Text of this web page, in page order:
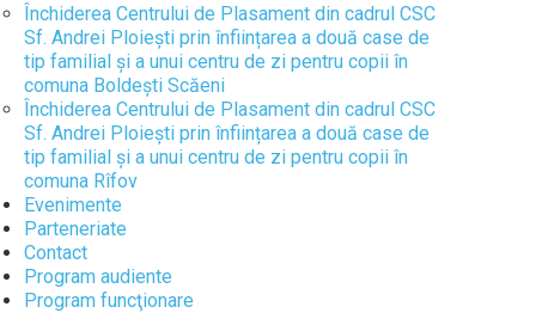
Închiderea Centrului de Plasament din cadrul CSC
Sf. Andrei Ploiești prin înființarea a două case de
tip familial și a unui centru de zi pentru copii în
comuna Boldești Scăeni
Închiderea Centrului de Plasament din cadrul CSC
Sf. Andrei Ploiești prin înființarea a două case de
tip familial și a unui centru de zi pentru copii în
comuna Rîfov
Evenimente
Parteneriate
Contact
Program audiente
Program funcţionare